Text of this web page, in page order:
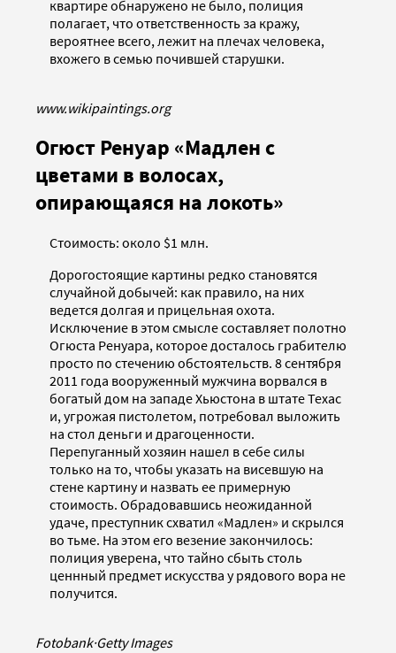
квартире обнаружено не было, полиция
полагает, что ответственность за кражу,
вероятнее всего, лежит на плечах человека,
вхожего в семью почившей старушки.
www.wikipaintings.org
Огюст Ренуар «Мадлен с
цветами в волосах,
опирающаяся на локоть»
Стоимость: около $1 млн.
Дорогостоящие картины редко становятся
случайной добычей: как правило, на них
ведется долгая и прицельная охота.
Исключение в этом смысле составляет полотно
Огюста Ренуара, которое досталось грабителю
просто по стечению обстоятельств. 8 сентября
2011 года вооруженный мужчина ворвался в
богатый дом на западе Хьюстона в штате Техас
и, угрожая пистолетом, потребовал выложить
на стол деньги и драгоценности.
Перепуганный хозяин нашел в себе силы
только на то, чтобы указать на висевшую на
стене картину и назвать ее примерную
стоимость. Обрадовавшись неожиданной
удаче, преступник схватил «Мадлен» и скрылся
во тьме. На этом его везение закончилось:
полиция уверена, что тайно сбыть столь
ценнный предмет искусства у рядового вора не
получится.
Fotobank·Getty Images